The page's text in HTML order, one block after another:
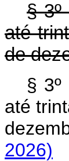
§
até
de
§
até
2026)